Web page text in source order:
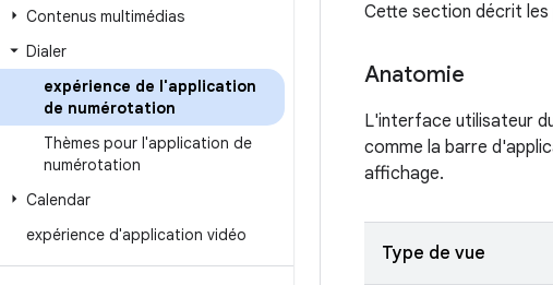
Contenus multimédias
Dialer
expérience de l'application
de numérotation
Thèmes pour l'application de
numérotation
Calendar
expérience d'application vidéo
Cette section décrit les
Anatomie
L'interface utilisateur
comme la barre
affichage.
Type de vue